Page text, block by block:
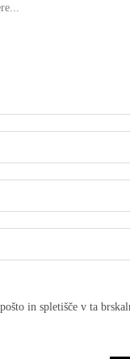
in spletišče v ta